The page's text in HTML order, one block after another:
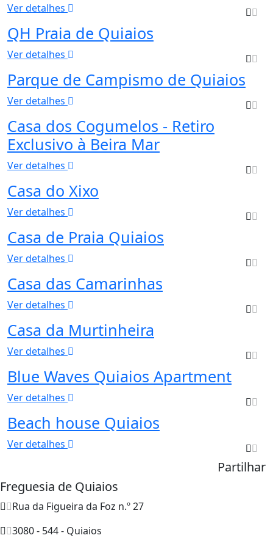
Ver detalhes
QH Praia de Quiaios
Ver detalhes
Parque de Campismo de Quiaios
Ver detalhes
Casa dos Cogumelos - Retiro
Exclusivo à Beira Mar
Ver detalhes
Casa do Xixo
Ver detalhes
Casa de Praia Quiaios
Ver detalhes
Casa das Camarinhas
Ver detalhes
Casa da Murtinheira
Ver detalhes
Blue Waves Quiaios Apartment
Ver detalhes
Beach house Quiaios
Ver detalhes
Partilhar
Freguesia de Quiaios
Rua da Figueira da Foz n.º 27
3080 - 544 - Quiaios